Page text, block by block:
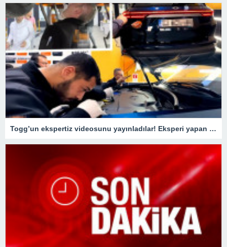
Togg’un ekspertiz videosunu yayınladılar! Eksperi yapan usta o detay karşısında şaştı kaldı